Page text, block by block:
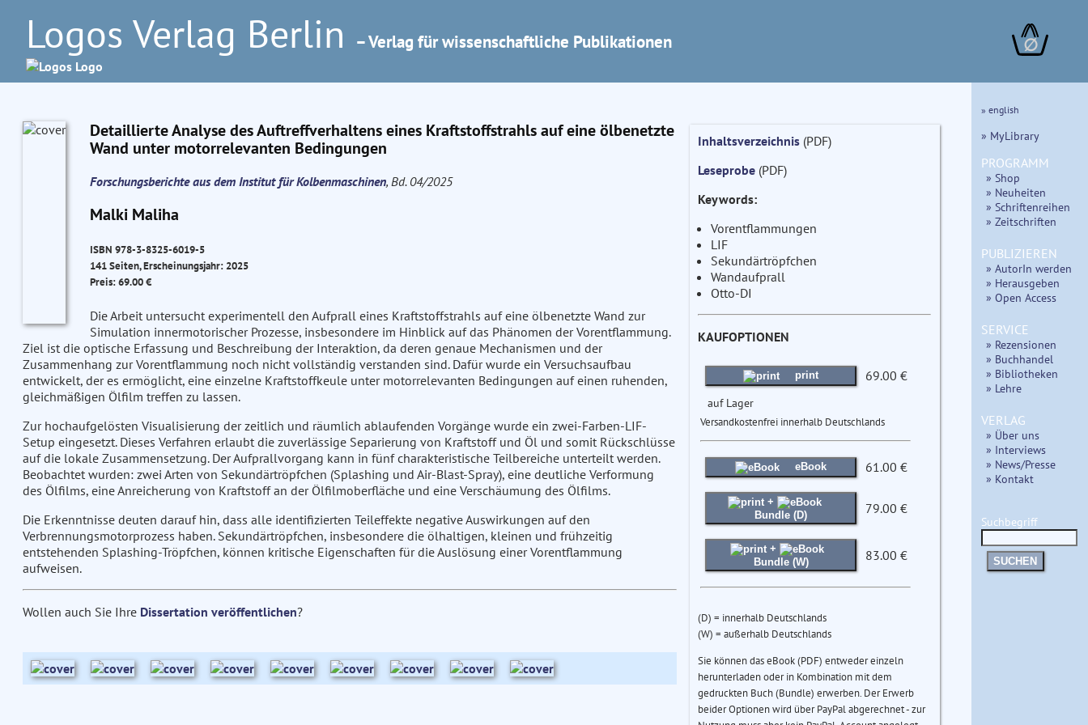
Logos Verlag Berlin – Verlag für wissenschaftliche Publikationen ∅
Detaillierte Analyse des Auftreffverhaltens eines Kraftstoffstrahls auf eine ölbenetzte
Wand unter motorrelevanten Bedingungen
Forschungsberichte aus dem Institut für Kolbenmaschinen, Bd. 04/2025
Malki Maliha
ISBN 978-3-8325-6019-5
141 Seiten, Erscheinungsjahr: 2025
Preis: 69.00 €
Die Arbeit untersucht experimentell den Aufprall eines Kraftstoffstrahls auf eine ölbenetzte Wand zur
Simulation innermotorischer Prozesse, insbesondere im Hinblick auf das Phänomen der Vorentflammung.
Ziel ist die optische Erfassung und Beschreibung der Interaktion, da deren genaue Mechanismen und der
Zusammenhang zur Vorentflammung noch nicht vollständig verstanden sind. Dafür wurde ein Versuchsaufbau
entwickelt, der es ermöglicht, eine einzelne Kraftstoffkeule unter motorrelevanten Bedingungen auf einen ruhenden,
gleichmäßigen Ölfilm treffen zu lassen.
Zur hochaufgelösten Visualisierung der zeitlich und räumlich ablaufenden Vorgänge wurde ein zwei-Farben-LIF-
Setup eingesetzt. Dieses Verfahren erlaubt die zuverlässige Separierung von Kraftstoff und Öl und somit Rückschlüsse
auf die lokale Zusammensetzung. Der Aufprallvorgang kann in fünf charakteristische Teilbereiche unterteilt werden.
Beobachtet wurden: zwei Arten von Sekundärtröpfchen (Splashing und Air-Blast-Spray), eine deutliche Verformung
des Ölfilms, eine Anreicherung von Kraftstoff an der Ölfilmoberfläche und eine Verschäumung des Ölfilms.
Die Erkenntnisse deuten darauf hin, dass alle identifizierten Teileffekte negative Auswirkungen auf den
Verbrennungsmotorprozess haben. Sekundärtröpfchen, insbesondere die ölhaltigen, kleinen und frühzeitig
entstehenden Splashing-Tröpfchen, können kritische Eigenschaften für die Auslösung einer Vorentflammung
aufweisen.
Wollen auch Sie Ihre Dissertation veröffentlichen?
Inhaltsverzeichnis(PDF)
Leseprobe(PDF)
Keywords:
Vorentflammungen
LIF
Sekundärtröpfchen
Wandaufprall
Otto-DI
KAUFOPTIONEN
print 69.00 €
auf Lager
Versandkostenfrei innerhalb Deutschlands
eBook 61.00 €
+
Bundle (D)
79.00 €
+
Bundle (W)
83.00 €
(D) = innerhalb Deutschlands
(W) = außerhalb Deutschlands
Sie können das eBook (PDF) entweder einzeln
herunterladen oder in Kombination mit dem
gedruckten Buch (Bundle) erwerben. Der Erwerb
beider Optionen wird über PayPal abgerechnet - zur
» english
» MyLibrary
PROGRAMM
» Shop
» Neuheiten
» Schriftenreihen
» Zeitschriften
PUBLIZIEREN
» AutorIn werden
» Herausgeben
» Open Access
SERVICE
» Rezensionen
» Buchhandel
» Bibliotheken
» Lehre
VERLAG
» Über uns
» Interviews
» News/Presse
» Kontakt
Suchbegriff
SUCHEN